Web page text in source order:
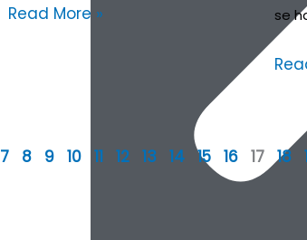
Read More »
se
7 8 9 10 11 12 13 14 15 16 17 18